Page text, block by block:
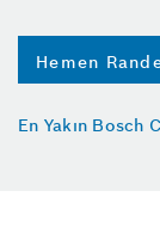
Hemen
En Yakın Bosch